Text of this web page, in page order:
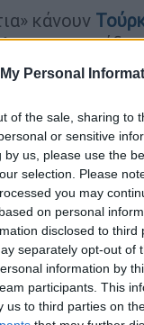
Personal
of the sale, sharing to
or sensitive
by us, please use the
selection. Please
you may
on personal
disclosed to third
separately opt-out of
information by
participants. This
us to third parties on
κάνουν
σε ομάδα
καταγράψει
.
των Ελλήνων
συνεχίζονται
τα
ενώ
της Ελλάδας
τοποθετηθεί
και τα δύο